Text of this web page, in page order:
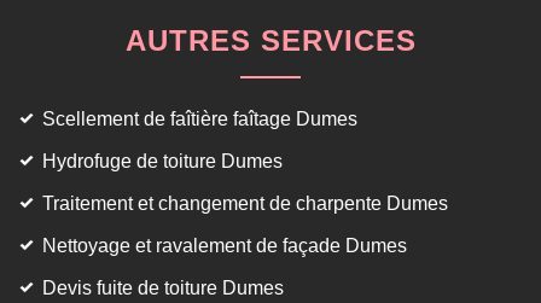
AUTRES SERVICES
Scellement de faîtière faîtage Dumes
Hydrofuge de toiture Dumes
Traitement et changement de charpente Dumes
Nettoyage et ravalement de façade Dumes
Devis fuite de toiture Dumes